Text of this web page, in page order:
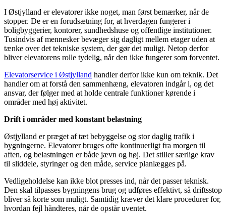
I Østjylland er elevatorer ikke noget, man først bemærker, når de
stopper. De er en forudsætning for, at hverdagen fungerer i
boligbyggerier, kontorer, sundhedshuse og offentlige institutioner.
Tusindvis af mennesker bevæger sig dagligt mellem etager uden at
tænke over det tekniske system, der gør det muligt. Netop derfor
bliver elevatorens rolle tydelig, når den ikke fungerer som forventet.
Elevatorservice i Østjylland handler derfor ikke kun om teknik. Det
handler om at forstå den sammenhæng, elevatoren indgår i, og det
ansvar, der følger med at holde centrale funktioner kørende i
områder med høj aktivitet.
Drift i områder med konstant belastning
Østjylland er præget af tæt bebyggelse og stor daglig trafik i
bygningerne. Elevatorer bruges ofte kontinuerligt fra morgen til
aften, og belastningen er både jævn og høj. Det stiller særlige krav
til sliddele, styringer og den måde, service planlægges på.
Vedligeholdelse kan ikke blot presses ind, når det passer teknisk.
Den skal tilpasses bygningens brug og udføres effektivt, så driftsstop
bliver så korte som muligt. Samtidig kræver det klare procedurer for,
hvordan fejl håndteres, når de opstår uventet.